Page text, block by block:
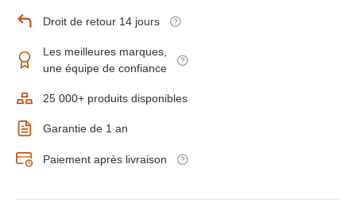
Droit de retour 14 jours
Les meilleures marques,
une équipe de confiance
25 000+ produits disponibles
Garantie de 1 an
Paiement après livraison